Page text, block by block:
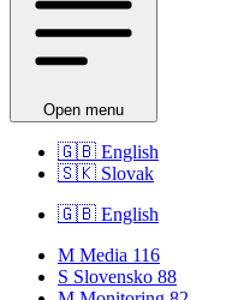
Open menu
🇬🇧 English
🇸🇰 Slovak
🇬🇧 English
M Media 116
S Slovensko 88